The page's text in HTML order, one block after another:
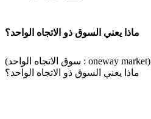
ماذا يعني السوق ذو الاتجاه الواحد؟
(سوق الاتجاه الواحد : oneway market)
ماذا يعني السوق ذو الاتجاه الواحد؟